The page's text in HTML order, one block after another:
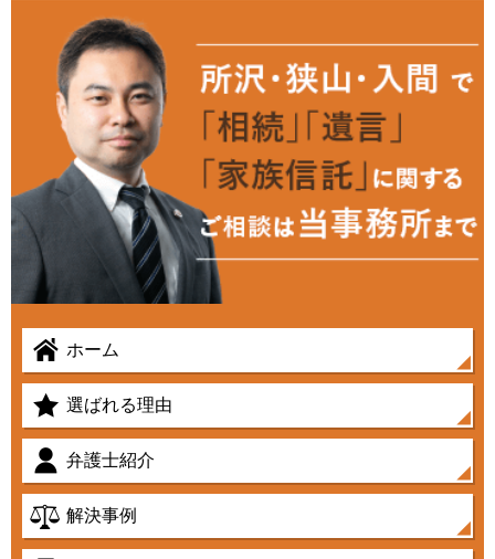
ホーム
選ばれる理由
弁護士紹介
解決事例